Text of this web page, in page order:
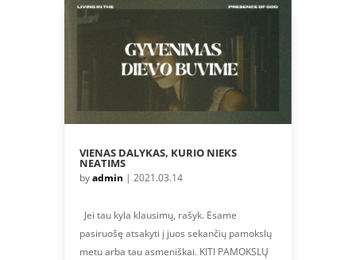
VIENAS DALYKAS, KURIO NIEKS
NEATIMS
byadmin | 2021.03.14
Jei tau kyla klausimų, rašyk. Esame
pasiruošę atsakyti į juos sekančių pamokslų
metu arba tau asmeniškai. KITI PAMOKSLŲ